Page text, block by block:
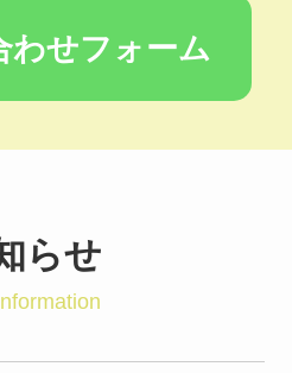
わせフォーム
らせ